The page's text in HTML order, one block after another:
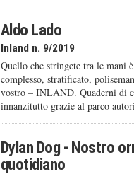
Aldo Lado
Inland n. 9/2019
Quello che stringete tra le mani
complesso, stratificato,
vostro – INLAND. Quaderni di
innanzitutto grazie al parco
Dylan Dog - Nostro
quotidiano